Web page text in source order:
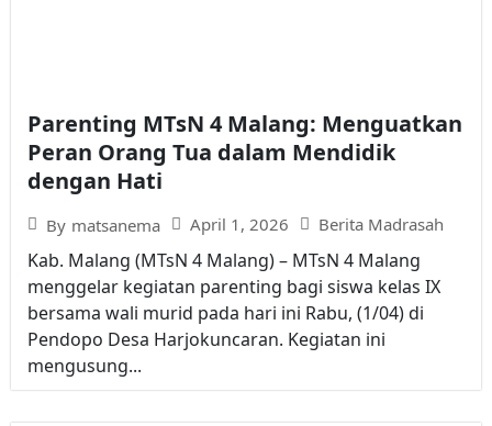
Parenting MTsN 4 Malang: Menguatkan
Peran Orang Tua dalam Mendidik
dengan Hati
By matsanema April 1, 2026 Berita Madrasah
Kab. Malang (MTsN 4 Malang) – MTsN 4 Malang
menggelar kegiatan parenting bagi siswa kelas IX
bersama wali murid pada hari ini Rabu, (1/04) di
Pendopo Desa Harjokuncaran. Kegiatan ini
mengusung...